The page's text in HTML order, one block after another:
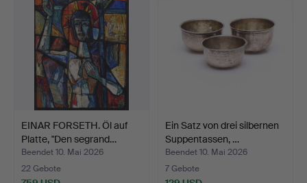
EINAR FORSETH. Öl auf
Platte, "Den segrand…
Beendet 10. Mai 2026
22 Gebote
Ein Satz von drei silbernen
Suppentassen, …
Beendet 10. Mai 2026
7 Gebote